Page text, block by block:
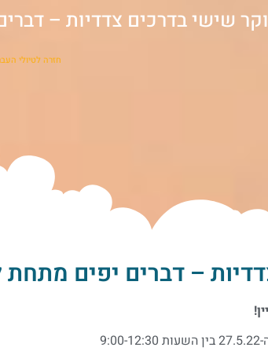
שישי בדרכים צדדיות – דברים
חזרה לטיולי
– דברים יפים מתחת לאף |